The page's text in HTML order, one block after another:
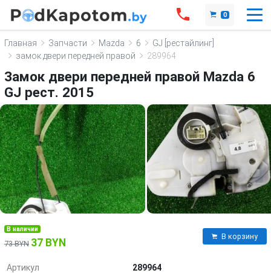
0
Главная Запчасти Mazda 6
GJ [рестайлинг]
замок двери передней правой
289964
Замок двери передней правой Mazda 6
GJ рест. 2015
В наличии
73 BYN 37 BYN
В корзину
Артикул
289964